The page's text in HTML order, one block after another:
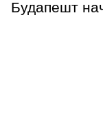
Будапешт